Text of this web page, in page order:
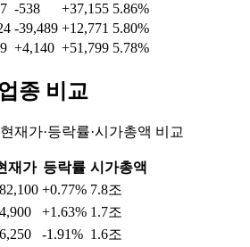
-538 +37,155 5.86%
-39,489 +12,771 5.80%
+4,140 +51,799 5.78%
종 비교
재가·등락률·시가총액 비교
재가 등락률 시가총액
+0.77% 7.8조
+1.63% 1.7조
-1.91% 1.6조